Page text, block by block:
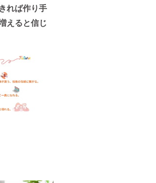
れば作り手
えると信じ